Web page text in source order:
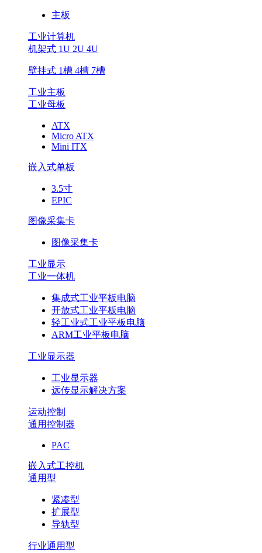
主板
工业计算机
机架式 1U 2U 4U
壁挂式 1槽 4槽 7槽
工业主板
工业母板
ATX
Micro ATX
Mini ITX
嵌入式单板
3.5寸
EPIC
图像采集卡
图像采集卡
工业显示
工业一体机
集成式工业平板电脑
开放式工业平板电脑
轻工业式工业平板电脑
ARM工业平板电脑
工业显示器
工业显示器
远传显示解决方案
运动控制
通用控制器
PAC
嵌入式工控机
通用型
紧凑型
扩展型
导轨型
行业通用型